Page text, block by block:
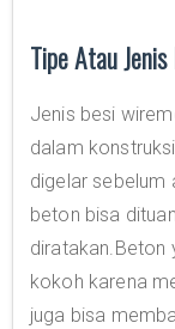
Tipe Atau
Jenis besi
dalam
digelar sebelum
beton bisa
diratakan.Beton
kokoh karena
juga bisa